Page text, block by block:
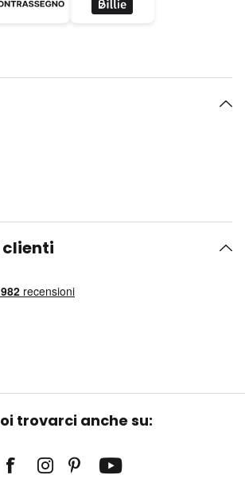
clienti
trovarci anche su: